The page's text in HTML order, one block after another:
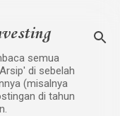
semua
di sebelah
(misalnya
di tahun